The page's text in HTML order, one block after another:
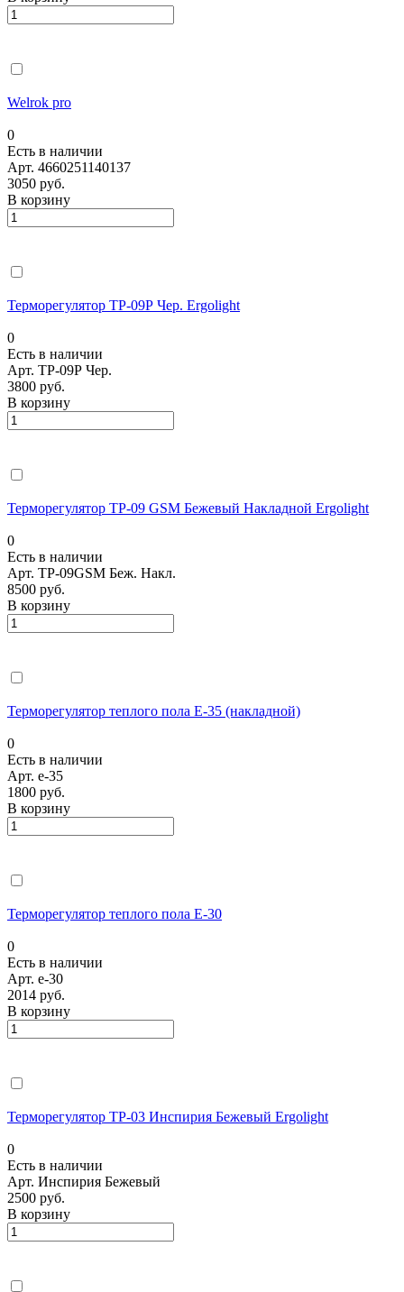
Welrok pro
0
Есть в наличии
Арт. 4660251140137
3050 руб.
В корзину
Терморегулятор ТР-09Р Чер. Ergolight
0
Есть в наличии
Арт. ТР-09Р Чер.
3800 руб.
В корзину
Терморегулятор ТР-09 GSM Бежевый Накладной Ergolight
0
Есть в наличии
Арт. ТР-09GSM Беж. Накл.
8500 руб.
В корзину
Терморегулятор теплого пола E-35 (накладной)
0
Есть в наличии
Арт. e-35
1800 руб.
В корзину
Терморегулятор теплого пола E-30
0
Есть в наличии
Арт. e-30
2014 руб.
В корзину
Терморегулятор ТР-03 Инспирия Бежевый Ergolight
0
Есть в наличии
Арт. Инспирия Бежевый
2500 руб.
В корзину